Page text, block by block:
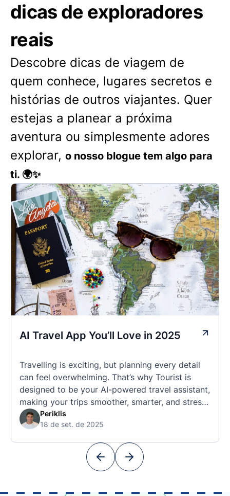
dicas de exploradores
reais
Descobre dicas de viagem de
quem conhece, lugares secretos e
histórias de outros viajantes. Quer
estejas a planear a próxima
aventura ou simplesmente adores
explorar, o nosso blogue tem algo para
ti. 🌍✨
AI Travel App You’ll Love in 2025
Travelling is exciting, but planning every detail
can feel overwhelming. That’s why Tourist is
designed to be your AI-powered travel assistant,
making your trips smoother, smarter, and stress-
free. 🧭 What Makes the Tourist App Unique?
Unlike standard travel apps, Tourist combines
With Tourist, your trip planning becomes as
Periklis
18 de set. de 2025